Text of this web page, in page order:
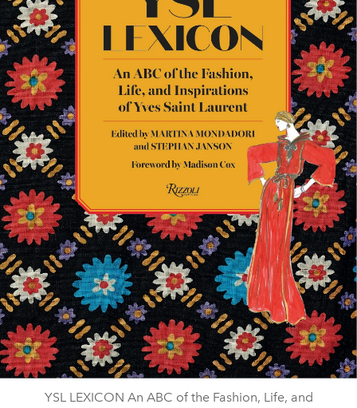
YSL LEXICON An ABC of the Fashion, Life, and